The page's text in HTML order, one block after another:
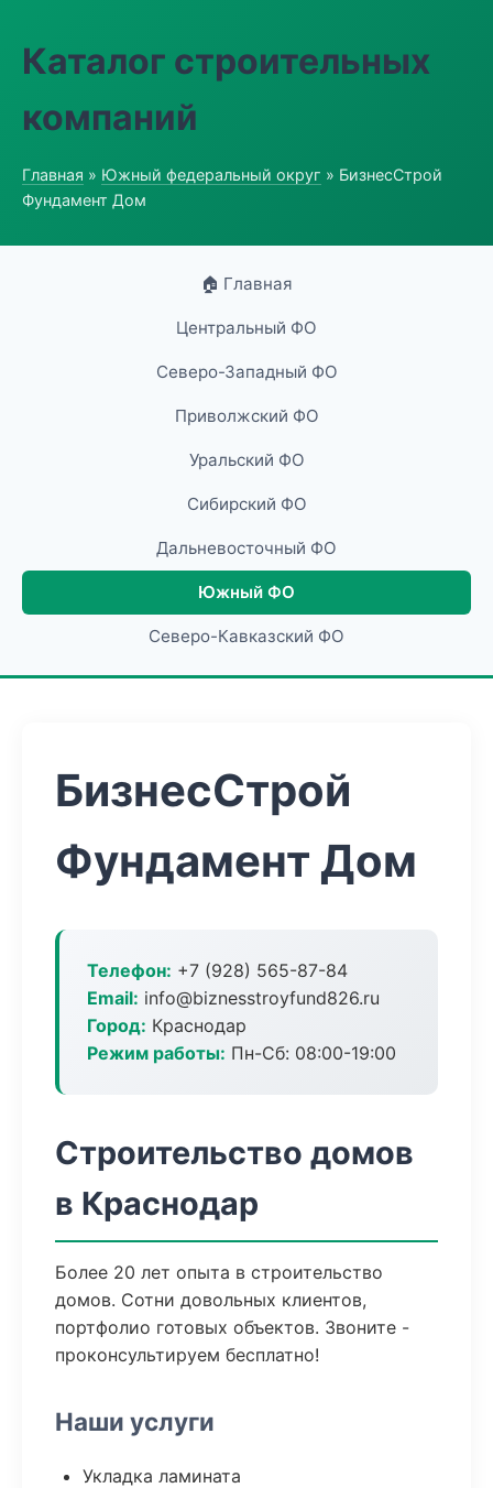
Каталог строительных
компаний
Главная » Южный федеральный округ » БизнесСтрой
Фундамент Дом
🏠 Главная
Центральный ФО
Северо-Западный ФО
Приволжский ФО
Уральский ФО
Сибирский ФО
Дальневосточный ФО
Южный ФО
Северо-Кавказский ФО
БизнесСтрой
Фундамент Дом
Телефон: +7 (928) 565-87-84
Email: info@biznesstroyfund826.ru
Город: Краснодар
Режим работы: Пн-Сб: 08:00-19:00
Строительство домов
в Краснодар
Более 20 лет опыта в строительство
домов. Сотни довольных клиентов,
портфолио готовых объектов. Звоните -
проконсультируем бесплатно!
Наши услуги
Укладка ламината